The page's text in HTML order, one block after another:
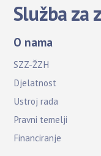
Služba za
O nama
SZZ-ŽZH
Djelatnost
Ustroj rada
Pravni temelji
Financiranje